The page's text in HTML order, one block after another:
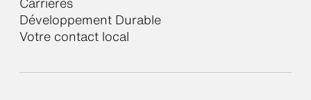
Développement Durable
Votre contact local